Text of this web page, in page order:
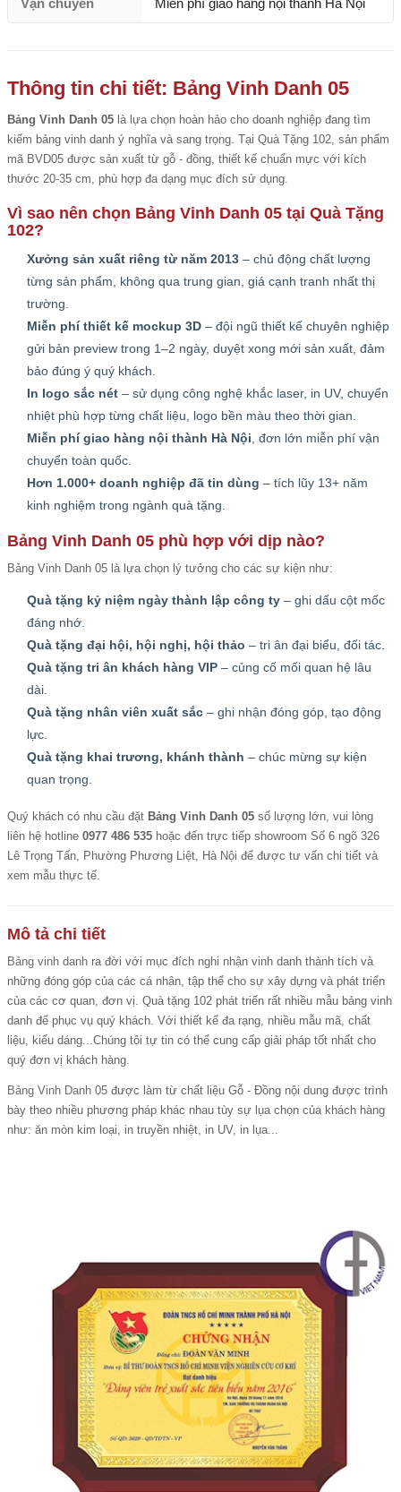
Vận chuyển Miễn phí giao hàng nội thành Hà Nội
Thông tin chi tiết: Bảng Vinh Danh 05
Bảng Vinh Danh 05 là lựa chọn hoàn hảo cho doanh nghiệp đang tìm
kiếm bảng vinh danh ý nghĩa và sang trọng. Tại Quà Tặng 102, sản phẩm
mã BVD05 được sản xuất từ gỗ - đồng, thiết kế chuẩn mực với kích
thước 20-35 cm, phù hợp đa dạng mục đích sử dụng.
Vì sao nên chọn Bảng Vinh Danh 05 tại Quà Tặng
102?
Xưởng sản xuất riêng từ năm 2013 – chủ động chất lượng
từng sản phẩm, không qua trung gian, giá cạnh tranh nhất thị
trường.
Miễn phí thiết kế mockup 3D – đội ngũ thiết kế chuyên nghiệp
gửi bản preview trong 1–2 ngày, duyệt xong mới sản xuất, đảm
bảo đúng ý quý khách.
In logo sắc nét – sử dụng công nghệ khắc laser, in UV, chuyển
nhiệt phù hợp từng chất liệu, logo bền màu theo thời gian.
Miễn phí giao hàng nội thành Hà Nội , đơn lớn miễn phí vận
chuyển toàn quốc.
Hơn 1.000+ doanh nghiệp đã tin dùng – tích lũy 13+ năm
kinh nghiệm trong ngành quà tặng.
Bảng Vinh Danh 05 phù hợp với dịp nào?
Bảng Vinh Danh 05 là lựa chọn lý tưởng cho các sự kiện như:
Quà tặng kỷ niệm ngày thành lập công ty – ghi dấu cột mốc
đáng nhớ.
Quà tặng đại hội, hội nghị, hội thảo – tri ân đại biểu, đối tác.
Quà tặng tri ân khách hàng VIP – củng cố mối quan hệ lâu
dài.
Quà tặng nhân viên xuất sắc – ghi nhận đóng góp, tạo động
lực.
Quà tặng khai trương, khánh thành – chúc mừng sự kiện
quan trọng.
Quý khách có nhu cầu đặt Bảng Vinh Danh 05 số lượng lớn, vui lòng
liên hệ hotline 0977 486 535 hoặc đến trực tiếp showroom Số 6 ngõ 326
Lê Trọng Tấn, Phường Phương Liệt, Hà Nội để được tư vấn chi tiết và
xem mẫu thực tế.
Mô tả chi tiết
Bảng vinh danh ra đời với mục đích nghi nhận vinh danh thành tích và
những đóng góp của các cá nhân, tập thể cho sự xây dựng và phát triển
của các cơ quan, đơn vị. Quà tặng 102 phát triển rất nhiều mẫu bảng vinh
danh để phục vụ quý khách. Với thiết kế đa rạng, nhiều mẫu mã, chất
liệu, kiểu dáng...Chúng tôi tự tin có thể cung cấp giải pháp tốt nhất cho
quý đơn vị khách hàng.
Bảng Vinh Danh 05 được làm từ chất liệu Gỗ - Đồng nội dung được trình
bày theo nhiều phương pháp khác nhau tùy sự lụa chọn của khách hàng
như: ăn mòn kim loại, in truyền nhiệt, in UV, in lụa...